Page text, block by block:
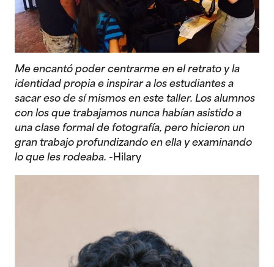
Me encantó poder centrarme en el retrato y la
identidad propia e inspirar a los estudiantes a
sacar eso de sí mismos en este taller. Los alumnos
con los que trabajamos nunca habían asistido a
una clase formal de fotografía, pero hicieron un
gran trabajo profundizando en ella y examinando
lo que les rodeaba. -Hilary